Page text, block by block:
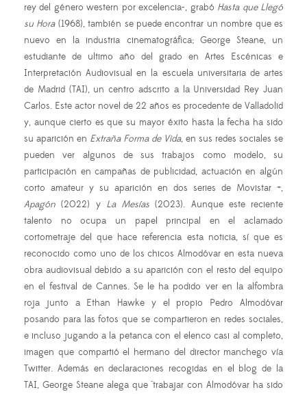
rey del género western por excelencia-, grabó Hasta que Llegó
su Hora(1968), también se puede encontrar un nombre que es
nuevo en la industria cinematográfica; George Steane, un
estudiante de ultimo año del grado en Artes Escénicas e
Interpretación Audiovisual en la escuela universitaria de artes
de Madrid (TAI), un centro adscrito a la Universidad Rey Juan
Carlos. Este actor novel de 22 años es procedente de Valladolid
y, aunque cierto es que su mayor éxito hasta la fecha ha sido
su aparición en Extraña Forma de Vida, en sus redes sociales se
pueden ver algunos de sus trabajos como modelo, su
participación en campañas de publicidad, actuación en algún
corto amateur y su aparición en dos series de Movistar +,
Apagón (2022) y La Mesías (2023). Aunque este reciente
talento no ocupa un papel principal en el aclamado
cortometraje del que hace referencia esta noticia, sí que es
reconocido como uno de los chicos Almodóvar en esta nueva
obra audiovisual debido a su aparición con el resto del equipo
en el festival de Cannes. Se le ha podido ver en la alfombra
roja junto a Ethan Hawke y el propio Pedro Almodóvar
posando para las fotos que se compartieron en redes sociales,
e incluso jugando a la petanca con el elenco casi al completo,
imagen que compartió el hermano del director manchego vía
Twitter. Además en declaraciones recogidas en el blog de la
TAI, George Steane alega que "trabajar con Almodóvar ha sido